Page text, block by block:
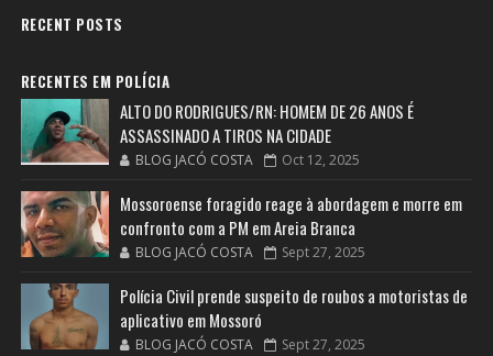
RECENT POSTS
RECENTES EM POLÍCIA
ALTO DO RODRIGUES/RN: HOMEM DE 26 ANOS É
ASSASSINADO A TIROS NA CIDADE
BLOG JACÓ COSTA Oct 12, 2025
Mossoroense foragido reage à abordagem e morre em
confronto com a PM em Areia Branca
BLOG JACÓ COSTA Sept 27, 2025
Polícia Civil prende suspeito de roubos a motoristas de
aplicativo em Mossoró
BLOG JACÓ COSTA Sept 27, 2025